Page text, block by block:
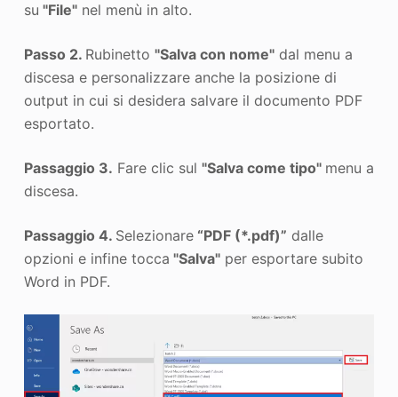
su "File"nel menù in alto.
Passo 2. Rubinetto "Salva con nome"dal menu a
discesa e personalizzare anche la posizione di
output in cui si desidera salvare il documento PDF
esportato.
Passaggio 3. Fare clic sul "Salva come tipo" menu a
discesa.
Passaggio 4. Selezionare“PDF (*.pdf)” dalle
opzioni e infine tocca "Salva"per esportare subito
Word in PDF.